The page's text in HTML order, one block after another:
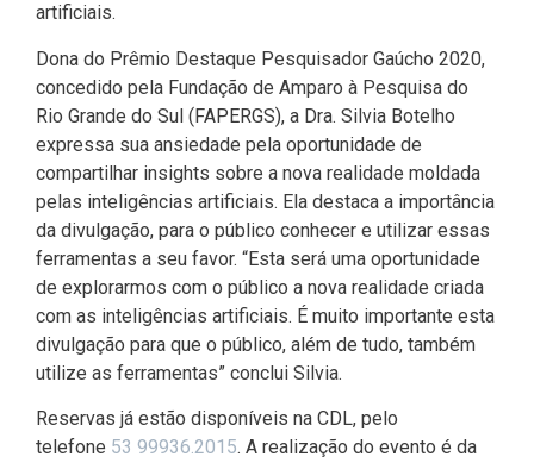
artificiais.
Dona do Prêmio Destaque Pesquisador Gaúcho 2020,
concedido pela Fundação de Amparo à Pesquisa do
Rio Grande do Sul (FAPERGS), a Dra. Silvia Botelho
expressa sua ansiedade pela oportunidade de
compartilhar insights sobre a nova realidade moldada
pelas inteligências artificiais. Ela destaca a importância
da divulgação, para o público conhecer e utilizar essas
ferramentas a seu favor. “Esta será uma oportunidade
de explorarmos com o público a nova realidade criada
com as inteligências artificiais. É muito importante esta
divulgação para que o público, além de tudo, também
utilize as ferramentas” conclui Silvia.
Reservas já estão disponíveis na CDL, pelo
telefone 53 99936.2015. A realização do evento é da